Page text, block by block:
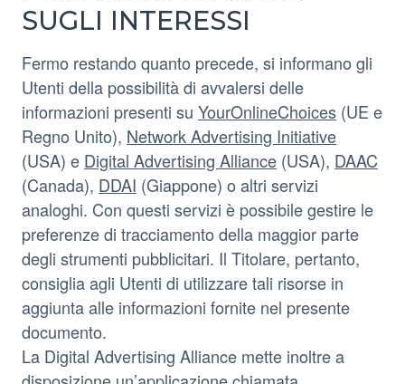
SUGLI INTERESSI
Fermo restando quanto precede, si informano gli
Utenti della possibilità di avvalersi delle
informazioni presenti su YourOnlineChoices (UE e
Regno Unito), Network Advertising Initiative
(USA) e Digital Advertising Alliance (USA), DAAC
(Canada), DDAI (Giappone) o altri servizi
analoghi. Con questi servizi è possibile gestire le
preferenze di tracciamento della maggior parte
degli strumenti pubblicitari. Il Titolare, pertanto,
consiglia agli Utenti di utilizzare tali risorse in
aggiunta alle informazioni fornite nel presente
documento.
La Digital Advertising Alliance mette inoltre a